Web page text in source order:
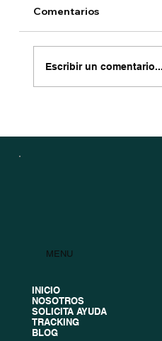
compras en
Comentarios
Escribir un comentario...
MENU
INICIO
NOSOTROS
SOLICITA AYUDA
TRACKING
BLOG